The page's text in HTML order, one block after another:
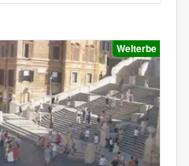
Welterbe